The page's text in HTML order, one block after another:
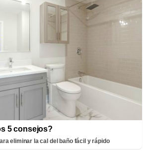
5 consejos?
eliminar la cal del baño fácil y rápido